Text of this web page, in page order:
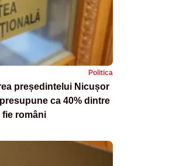
Politica
președintelui Nicușor
ca 40% dintre
români